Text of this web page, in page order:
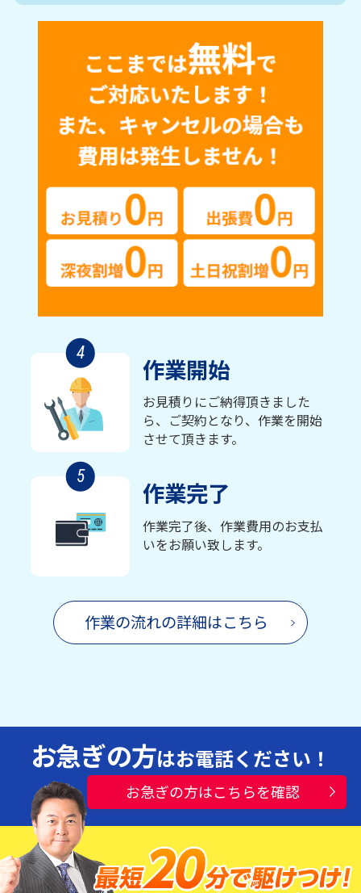
4
作業開始
お見積りにご納得頂きました
ら、ご契約となり、作業を開始
させて頂きます。
5
作業完了
作業完了後、作業費用のお支払
いをお願い致します。
作業の流れの詳細はこちら
お急ぎの方はお電話ください！
お急ぎの方はこちらを確認